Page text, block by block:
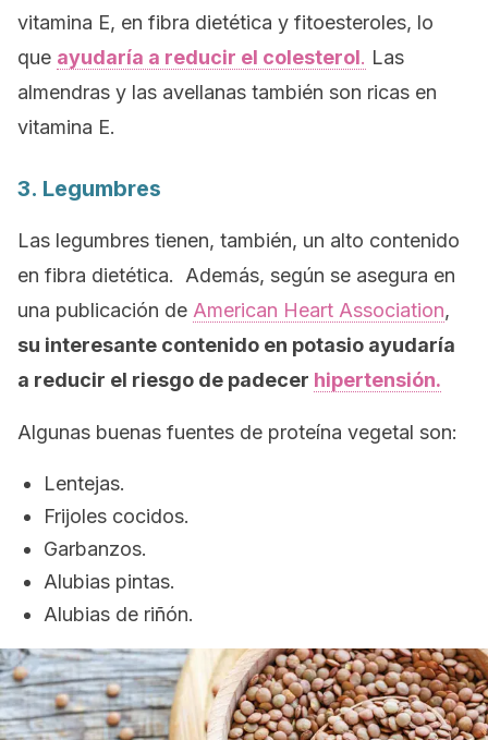
vitamina E, en fibra dietética y fitoesteroles, lo
que ayudaría a reducir el colesterol. Las
almendras y las avellanas también son ricas en
vitamina E.
3. Legumbres
Las legumbres tienen, también, un alto contenido
en fibra dietética. Además, según se asegura en
una publicación de American Heart Association,
su interesante contenido en potasio ayudaría
a reducir el riesgo de padecer hipertensión.
Algunas buenas fuentes de proteína vegetal son:
Lentejas.
Frijoles cocidos.
Garbanzos.
Alubias pintas.
Alubias de riñón.